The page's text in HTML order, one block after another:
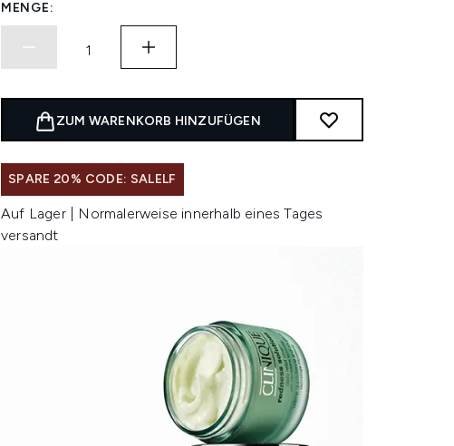
MENGE:
ZUM WARENKORB HINZUFÜGEN
SPARE 20% CODE: SALELF
Auf Lager | Normalerweise innerhalb eines Tages
versandt